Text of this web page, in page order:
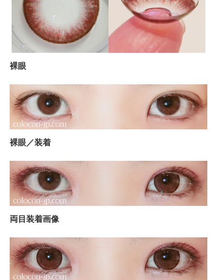
裸眼
裸眼／装着
両目装着画像